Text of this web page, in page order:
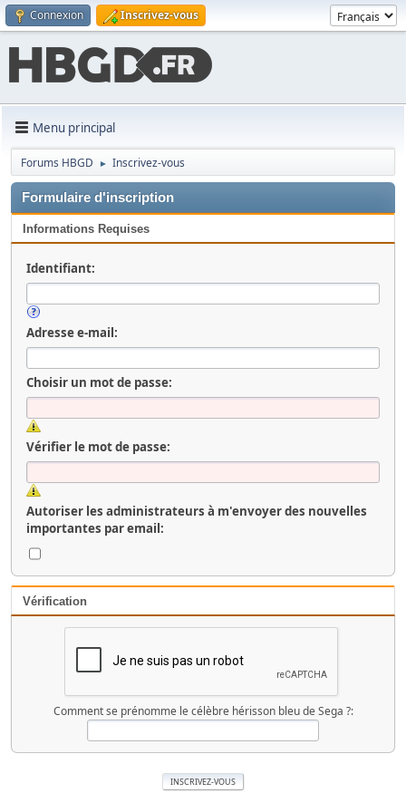
Connexion Inscrivez-vous
Menu principal
Forums HBGD ► Inscrivez-vous
Formulaire d'inscription
Informations Requises
Identifiant:
Adresse e-mail:
Choisir un mot de passe:
Vérifier le mot de passe:
Autoriser les administrateurs à m'envoyer des nouvelles
importantes par email:
Vérification
Comment se prénomme le célèbre hérisson bleu de Sega ?: